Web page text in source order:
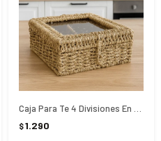
$1.290